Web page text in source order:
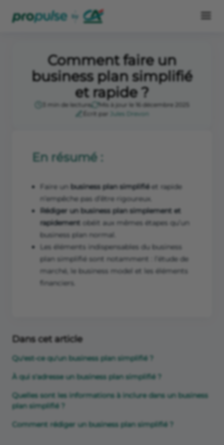
Comment faire un
business plan simplifié
et rapide ?
3 min de lecture
Mis à jour le 16 décembre 2025
Écrit par
Jules Drevon
En résumé :
Faire un business plan simplifiéet rapide
n’empêche pas d’être rigoureux.
Rédiger un business plan simplement et
rapidement obéit aux mêmes étapes qu’un
business plan normal.
Les éléments indispensables du business
plan simplifié sont notamment : l’étude de
marché, le business model et les éléments
financiers.
Dans cet article
Qu'est-ce qu'un business plan simplifié ?
À qui s'adresse un business plan simplifié ?
Quelles sont les informations à inclure dans un business
plan simplifié ?
Comment rédiger un business plan simplifié ?